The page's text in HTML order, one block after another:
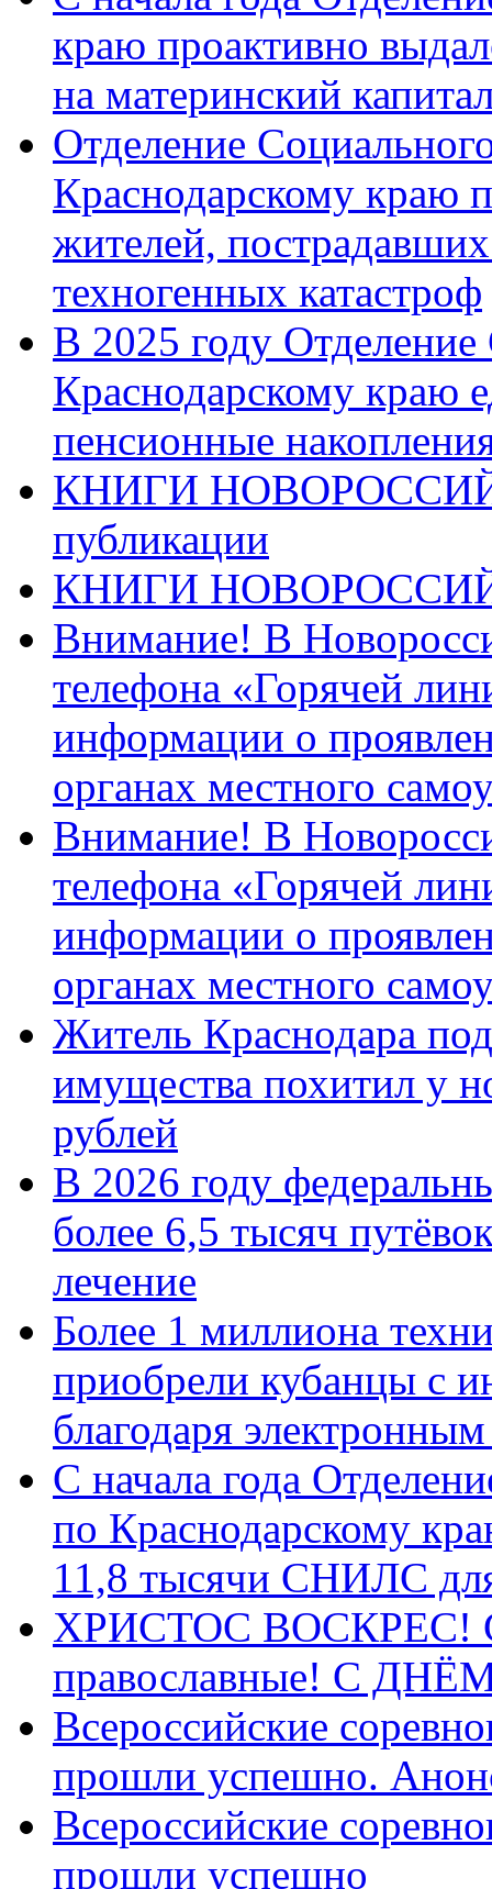
краю проактивно
на материнский
Отделение
Краснодарскому краю
жителей,
техногенных катастроф
В 2025 году
Краснодарскому краю
пенсионные
КНИГИ
публикации
КНИГИ
Внимание! В
телефона «Горячей
информации о
органах местного
Внимание! В
телефона «Горячей
информации о
органах местного
Житель Краснодара
имущества похитил у
рублей
В 2026 году
более 6,5 тысяч
лечение
Более 1 миллиона
приобрели кубанцы с
благодаря
С начала года
по Краснодарскому
11,8 тысячи СНИЛС
ХРИСТОС ВОСКРЕС! С
православные! C
Всероссийские
прошли успешно.
Всероссийские
прошли успешно